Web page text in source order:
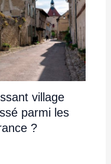
village
parmi les
?